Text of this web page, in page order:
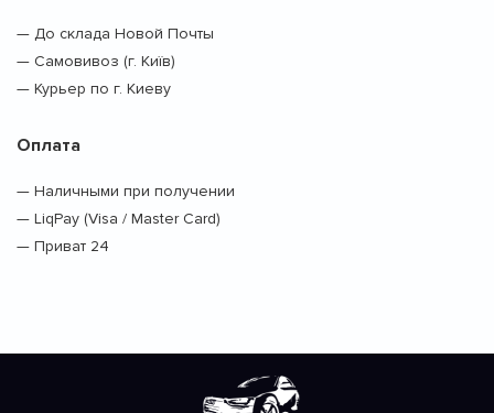
— До склада Новой Почты
— Самовивоз (г. Київ)
— Курьер по г. Киеву
Оплата
— Наличными при получении
— LiqPay (Visa / Master Card)
— Приват 24